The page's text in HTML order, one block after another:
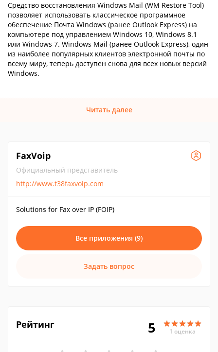
Средство восстановления Windows Mail (WM Restore Tool)
позволяет использовать классическое программное
обеспечение Почта Windows (ранее Outlook Express) на
компьютере под управлением Windows 10, Windows 8.1
или Windows 7. Windows Mail (ранее Outlook Express), один
из наиболее популярных клиентов электронной почты по
всему миру, теперь доступен снова для всех новых версий
Windows.
Читать далее
FaxVoip
Официальный представитель
http://www.t38faxvoip.com
Solutions for Fax over IP (FOIP)
Все приложения (9)
Задать вопрос
Рейтинг 5 1 оценка